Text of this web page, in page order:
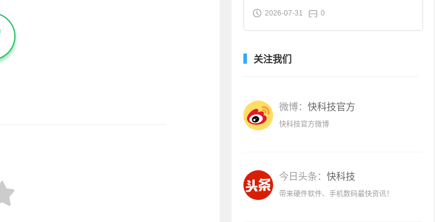
皂2斤大促
2026-07-31 0
关注我们
微博： 快科技官方
快科技官方微博
今日头条： 快科技
带来硬件软件、手机数码最快资讯！